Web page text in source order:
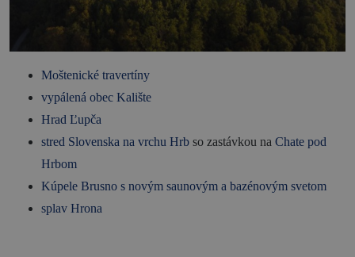
Moštenické travertíny
vypálená obec Kalište
Hrad Ľupča
stred Slovenska na vrchu Hrb so zastávkou na Chate pod
Hrbom
Kúpele Brusno s novým saunovým a bazénovým svetom
splav Hrona